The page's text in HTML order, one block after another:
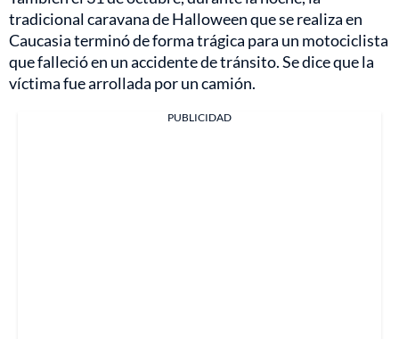
tradicional caravana de Halloween que se realiza en
Caucasia terminó de forma trágica para un motociclista
que falleció en un accidente de tránsito. Se dice que la
víctima fue arrollada por un camión.
PUBLICIDAD